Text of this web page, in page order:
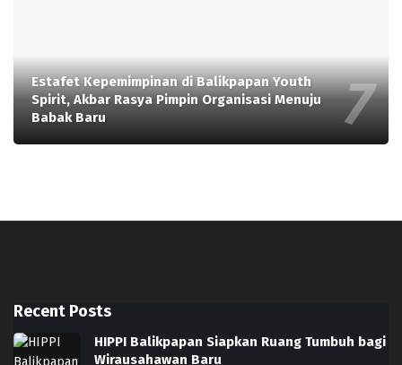
Estafet Kepemimpinan di Balikpapan Youth
Spirit, Akbar Rasya Pimpin Organisasi Menuju
Babak Baru
Recent Posts
HIPPI Balikpapan Siapkan Ruang Tumbuh bagi
Wirausahawan Baru